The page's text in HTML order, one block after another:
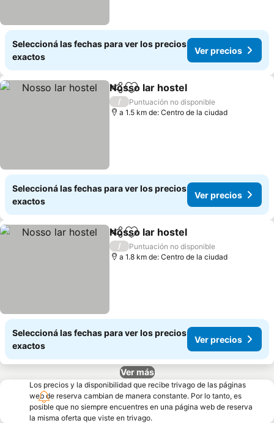
Seleccioná las fechas para ver los precios
exactos
Ver precios
CompartirAñadir a favoritos
Nosso lar hostel
/
Puntuación no disponible
a 1.5 km de: Centro de la ciudad
Seleccioná las fechas para ver los precios
exactos
Ver precios
CompartirAñadir a favoritos
Nosso lar hostel
/
Puntuación no disponible
a 1.8 km de: Centro de la ciudad
Seleccioná las fechas para ver los precios
exactos
Ver precios
Ver más
Los precios y la disponibilidad que recibe trivago de las páginas
web de reserva cambian de manera constante. Por lo tanto, es
posible que no siempre encuentres en una página web de reserva
la misma oferta que viste en trivago.